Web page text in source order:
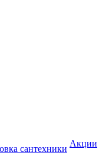
сантехники
Акции